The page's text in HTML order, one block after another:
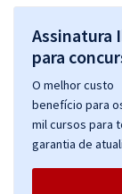
Assinatura
para
O melhor custo
benefício para
mil cursos para
garantia de